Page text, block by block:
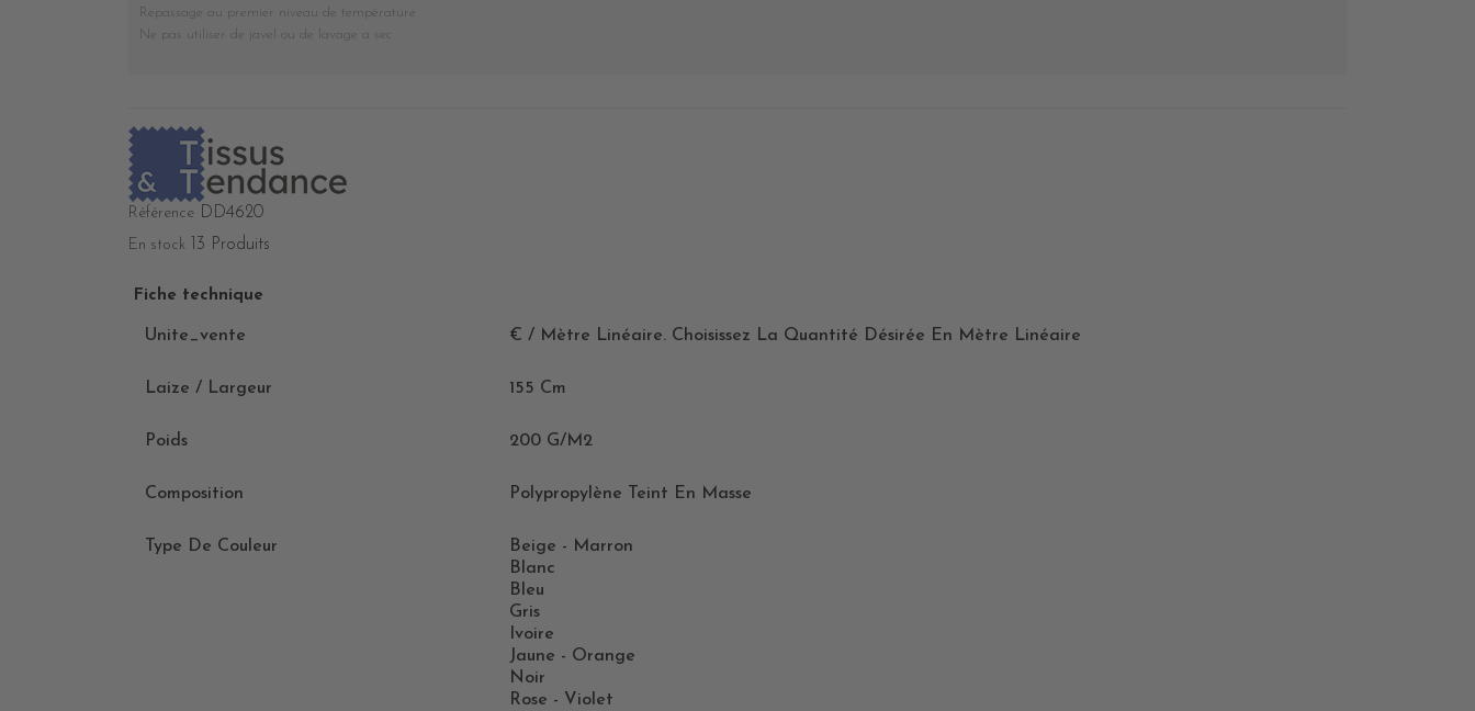
Repassage au premier niveau de température
Ne pas utiliser de javel ou de lavage a sec
Référence DD4620
En stock 13 Produits
Fiche technique
Unite_vente € / Mètre Linéaire. Choisissez La Quantité Désirée En Mètre Linéaire
Laize / Largeur 155 Cm
Poids 200 G/m2
Composition Polypropylène Teint En Masse
Type De Couleur
Beige - Marron
Blanc
Bleu
Gris
Ivoire
Jaune - Orange
Noir
Rose - Violet